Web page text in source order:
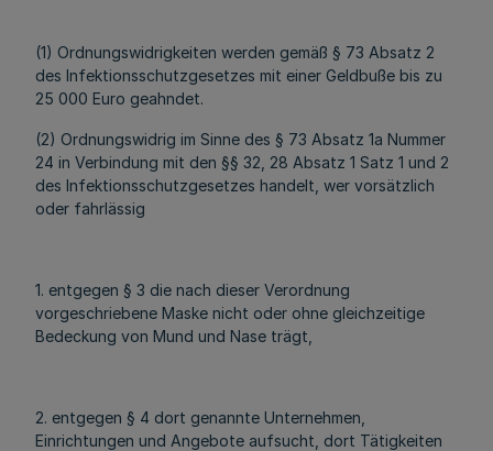
(1) Ordnungswidrigkeiten werden gemäß § 73 Absatz 2
des Infektionsschutzgesetzes mit einer Geldbuße bis zu
25 000 Euro geahndet.
(2) Ordnungswidrig im Sinne des § 73 Absatz 1a Nummer
24 in Verbindung mit den §§ 32, 28 Absatz 1 Satz 1 und 2
des Infektionsschutzgesetzes handelt, wer vorsätzlich
oder fahrlässig
1. entgegen § 3 die nach dieser Verordnung
vorgeschriebene Maske nicht oder ohne gleichzeitige
Bedeckung von Mund und Nase trägt,
2. entgegen § 4 dort genannte Unternehmen,
Einrichtungen und Angebote aufsucht, dort Tätigkeiten